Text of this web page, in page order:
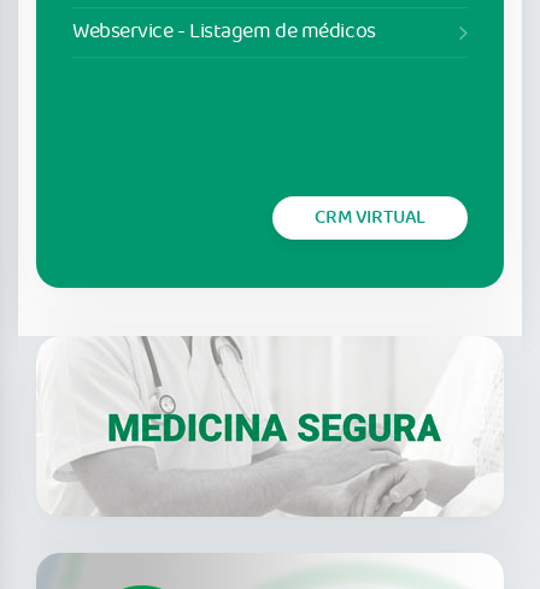
Webservice - Listagem de médicos
CRM VIRTUAL